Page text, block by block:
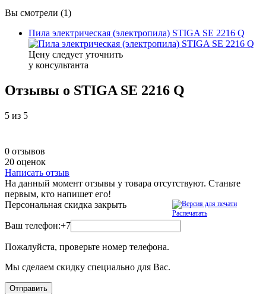
Вы смотрели (1)
Пила электрическая (электропила) STIGA SE 2216 Q
Цену следует уточнить
у консультанта
Отзывы о STIGA SE 2216 Q
5 из 5
0 отзывов
20 оценок
Написать отзыв
На данный момент отзывы у товара отсутствуют. Станьте
первым, кто напишет его!
Распечатать
Персональная скидка закрыть
Ваш телефон:+7
Пожалуйста, проверьте номер телефона.
Мы сделаем скидку специально для Вас.
Отправить